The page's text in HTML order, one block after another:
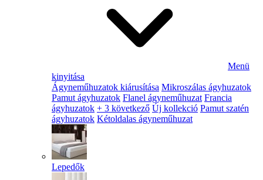
Menü
kinyitása
Ágyneműhuzatok kiárusítása Mikroszálas ágyhuzatok
Pamut ágyhuzatok Flanel ágyneműhuzat Francia
ágyhuzatok + 3 következő Új kollekció Pamut szatén
ágyhuzatok Kétoldalas ágyneműhuzat
Lepedők